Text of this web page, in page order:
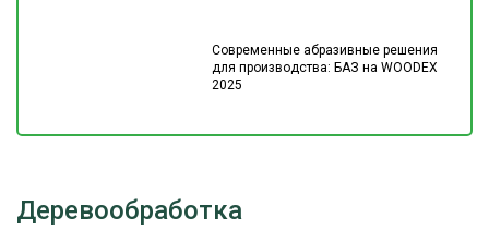
Современные абразивные решения
для производства: БАЗ на WOODEX
2025
Деревообработка